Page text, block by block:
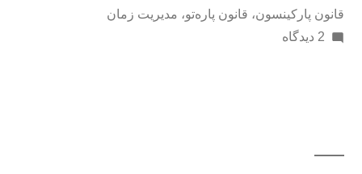
در
قانون پارکینسون، قانون پاره‌تو، مدیریت زمان
2 دیدگاه
برای